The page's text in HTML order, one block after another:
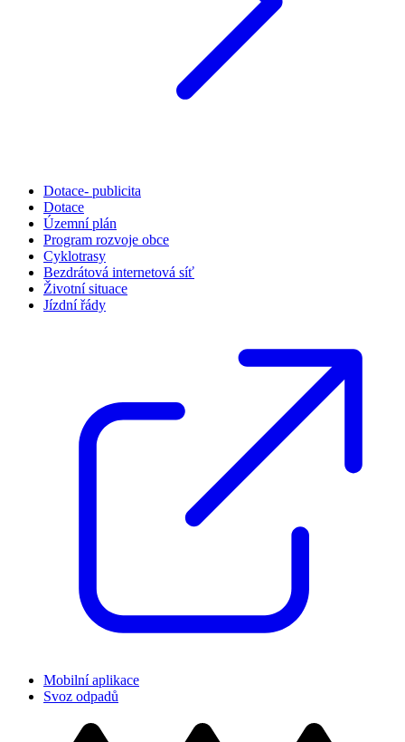
Dotace- publicita
Dotace
Územní plán
Program rozvoje obce
Cyklotrasy
Bezdrátová internetová síť
Životní situace
Jízdní řády
Mobilní aplikace
Svoz odpadů